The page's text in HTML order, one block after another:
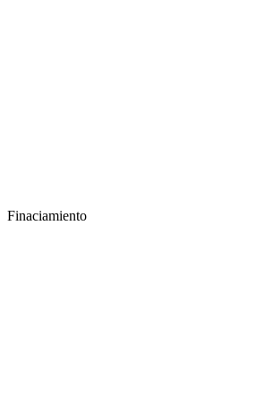
Finaciamiento